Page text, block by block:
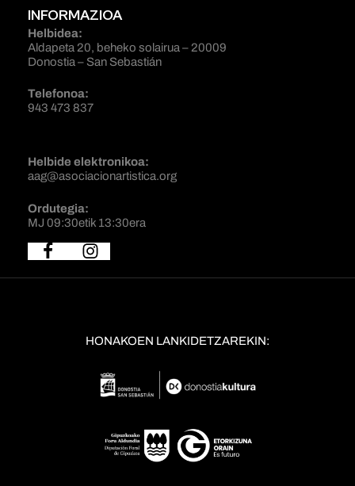
INFORMAZIOA
Helbidea:
Aldapeta 20, beheko solairua – 20009
Donostia – San Sebastián
Telefonoa:
943 473 837
Helbide elektronikoa:
aag@asociacionartistica.org
Ordutegia:
MJ 09:30etik 13:30era
HONAKOEN LANKIDETZAREKIN: